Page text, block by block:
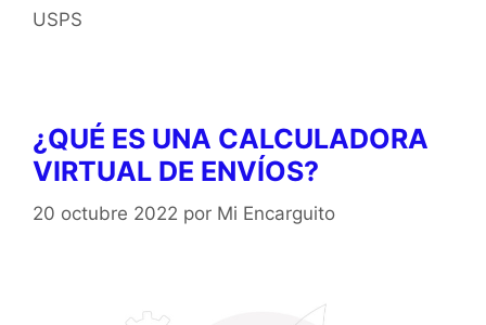
USPS
¿QUÉ ES UNA CALCULADORA
VIRTUAL DE ENVÍOS?
20 octubre 2022 por Mi Encarguito